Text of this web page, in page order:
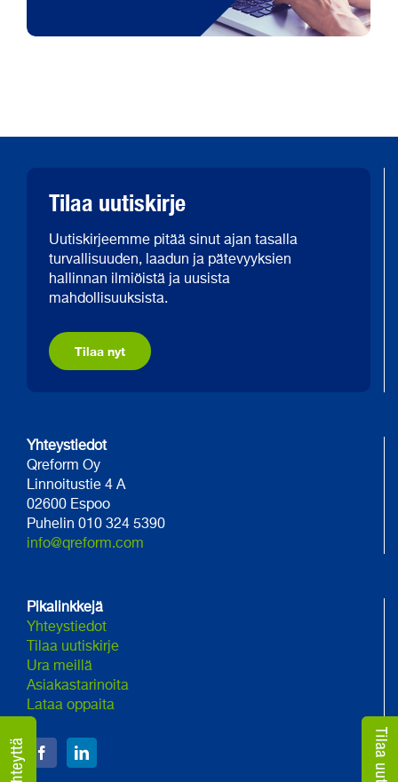
Tilaa uutiskirje
Uutiskirjeemme pitää sinut ajan tasalla
turvallisuuden, laadun ja pätevyyksien
hallinnan ilmiöistä ja uusista
mahdollisuuksista.
Tilaa nyt
Yhteystiedot
Qreform Oy
Linnoitustie 4 A
02600 Espoo
Puhelin 010 324 5390
info@qreform.com
Pikalinkkejä
Yhteystiedot
Tilaa uutiskirje
Ura meillä
Asiakastarinoita
Lataa oppaita